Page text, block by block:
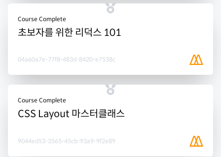
Course Complete
초보자를 위한 리덕스 101
04a60a7e-77f8-483d-8420-e7538c
Course Complete
CSS Layout 마스터클래스
9044ed53-3565-45cb-93a9-9f2e89